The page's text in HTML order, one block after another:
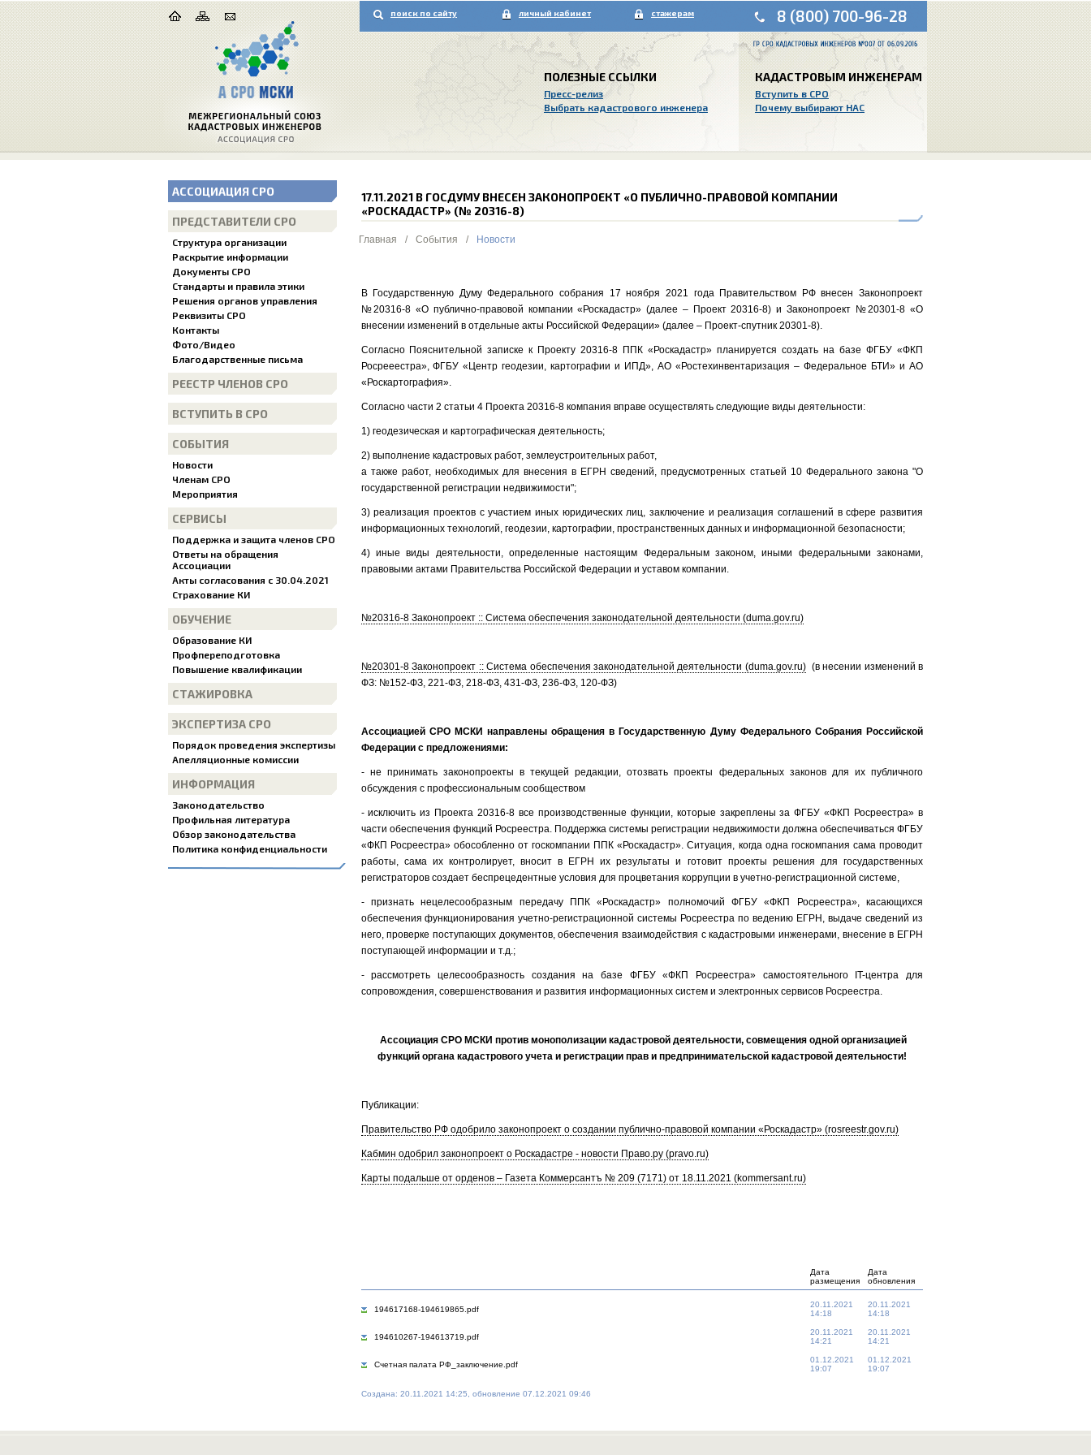
поиск по сайту личный кабинет стажерам 8 (800) 700-96-28
ПОЛЕЗНЫЕ ССЫЛКИ
Пресс-релиз
Выбрать кадастрового инженера
КАДАСТРОВЫМ ИНЖЕНЕРАМ
Вступить в СРО
Почему выбирают НАС
АССОЦИАЦИЯ СРО
ПРЕДСТАВИТЕЛИ СРО
Структура организации
Раскрытие информации
Документы СРО
Стандарты и правила этики
Решения органов управления
Реквизиты СРО
Контакты
Фото/Видео
Благодарственные письма
РЕЕСТР ЧЛЕНОВ СРО
ВСТУПИТЬ В СРО
СОБЫТИЯ
Новости
Членам СРО
Мероприятия
СЕРВИСЫ
Поддержка и защита членов СРО
Ответы на обращения
Ассоциации
Акты согласования с 30.04.2021
Страхование КИ
ОБУЧЕНИЕ
Образование КИ
Профпереподготовка
Повышение квалификации
СТАЖИРОВКА
ЭКСПЕРТИЗА СРО
Порядок проведения экспертизы
Апелляционные комиссии
ИНФОРМАЦИЯ
Законодательство
Профильная литература
Обзор законодательства
Политика конфиденциальности
17.11.2021 В ГОСДУМУ ВНЕСЕН ЗАКОНОПРОЕКТ «О ПУБЛИЧНО-ПРАВОВОЙ КОМПАНИИ
«РОСКАДАСТР» (№ 20316-8)
Главная / События / Новости
В Государственную Думу Федерального собрания 17 ноября 2021 года Правительством РФ внесен Законопроект
№20316-8 «О публично-правовой компании «Роскадастр» (далее – Проект 20316-8) и Законопроект №20301-8 «О
внесении изменений в отдельные акты Российской Федерации» (далее – Проект-спутник 20301-8).
Согласно Пояснительной записке к Проекту 20316-8 ППК «Роскадастр» планируется создать на базе ФГБУ «ФКП
Росрееестра», ФГБУ «Центр геодезии, картографии и ИПД», АО «Ростехинвентаризация – Федеральное БТИ» и АО
«Роскартография».
Согласно части 2 статьи 4 Проекта 20316-8 компания вправе осуществлять следующие виды деятельности:
1) геодезическая и картографическая деятельность;
2) выполнение кадастровых работ, землеустроительных работ,
а также работ, необходимых для внесения в ЕГРН сведений, предусмотренных статьей 10 Федерального закона "О
государственной регистрации недвижимости";
3) реализация проектов с участием иных юридических лиц, заключение и реализация соглашений в сфере развития
информационных технологий, геодезии, картографии, пространственных данных и информационной безопасности;
4) иные виды деятельности, определенные настоящим Федеральным законом, иными федеральными законами,
правовыми актами Правительства Российской Федерации и уставом компании.
№20316-8 Законопроект :: Система обеспечения законодательной деятельности (duma.gov.ru)
№20301-8 Законопроект :: Система обеспечения законодательной деятельности (duma.gov.ru)(в несении изменений в
ФЗ: №152-ФЗ, 221-ФЗ, 218-ФЗ, 431-ФЗ, 236-ФЗ, 120-ФЗ)
Ассоциацией СРО МСКИ направлены обращения в Государственную Думу Федерального Собрания Российской
Федерации с предложениями:
- не принимать законопроекты в текущей редакции, отозвать проекты федеральных законов для их публичного
обсуждения с профессиональным сообществом
- исключить из Проекта 20316-8 все производственные функции, которые закреплены за ФГБУ «ФКП Росреестра» в
части обеспечения функций Росреестра. Поддержка системы регистрации недвижимости должна обеспечиваться ФГБУ
«ФКП Росреестра» обособленно от госкомпании ППК «Роскадастр». Ситуация, когда одна госкомпания сама проводит
работы, сама их контролирует, вносит в ЕГРН их результаты и готовит проекты решения для государственных
регистраторов создает беспрецедентные условия для процветания коррупции в учетно-регистрационной системе,
- признать нецелесообразным передачу ППК «Роскадастр» полномочий ФГБУ «ФКП Росреестра», касающихся
обеспечения функционирования учетно-регистрационной системы Росреестра по ведению ЕГРН, выдаче сведений из
него, проверке поступающих документов, обеспечения взаимодействия с кадастровыми инженерами, внесение в ЕГРН
поступающей информации и т.д.;
- рассмотреть целесообразность создания на базе ФГБУ «ФКП Росреестра» самостоятельного IT-центра для
сопровождения, совершенствования и развития информационных систем и электронных сервисов Росреестра.
Ассоциация СРО МСКИ против монополизации кадастровой деятельности, совмещения одной организацией
функций органа кадастрового учета и регистрации прав и предпринимательской кадастровой деятельности!
Публикации:
Правительство РФ одобрило законопроект о создании публично-правовой компании «Роскадастр» (rosreestr.gov.ru)
Кабмин одобрил законопроект о Роскадастре - новости Право.ру (pravo.ru)
Карты подальше от орденов – Газета Коммерсантъ № 209 (7171) от 18.11.2021 (kommersant.ru)
Дата
размещения
Дата
обновления
194617168-194619865.pdf
20.11.2021
14:18
20.11.2021
14:18
194610267-194613719.pdf
20.11.2021
14:21
20.11.2021
14:21
Счетная палата РФ_заключение.pdf
01.12.2021
19:07
01.12.2021
19:07
Создана: 20.11.2021 14:25, обновление 07.12.2021 09:46